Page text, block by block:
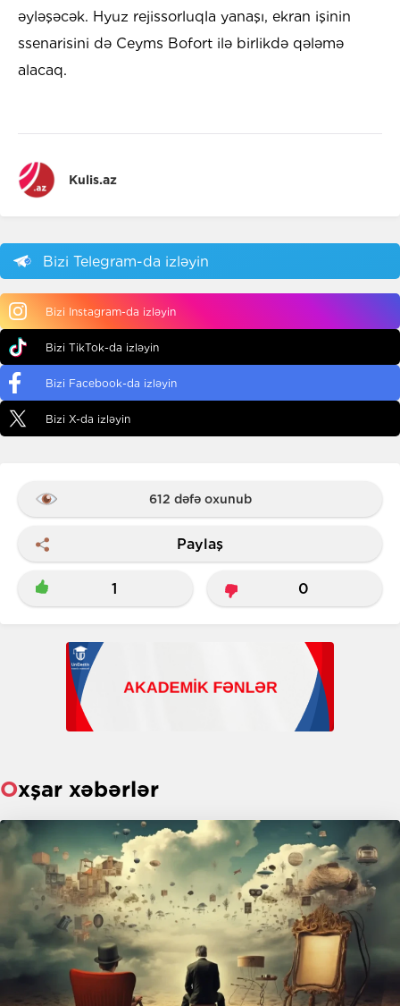
əyləşəcək. Hyuz rejissorluqla yanaşı, ekran işinin
ssenarisini də Ceyms Bofort ilə birlikdə qələmə
alacaq.
Kulis.az
Bizi Telegram-da izləyin
Bizi Instagram-da izləyin
Bizi TikTok-da izləyin
Bizi Facebook-da izləyin
Bizi X-da izləyin
612 dəfə oxunub
Paylaş
1 0
Oxşar xəbərlər